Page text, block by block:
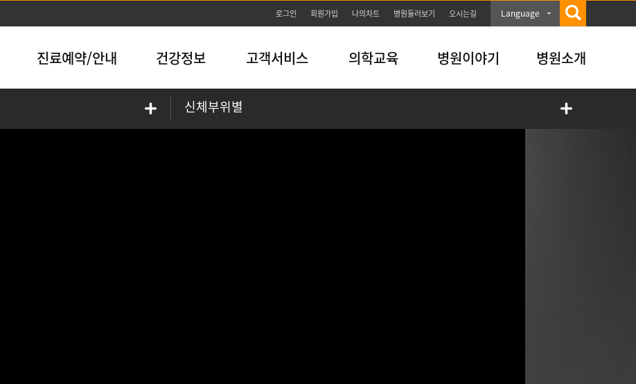
본문바로가기
로그인 회원가입 나의차트 병원둘러보기 오시는길 Language
진료예약/안내 건강정보 고객서비스 의학교육 병원이야기 병원소개
신체부위별